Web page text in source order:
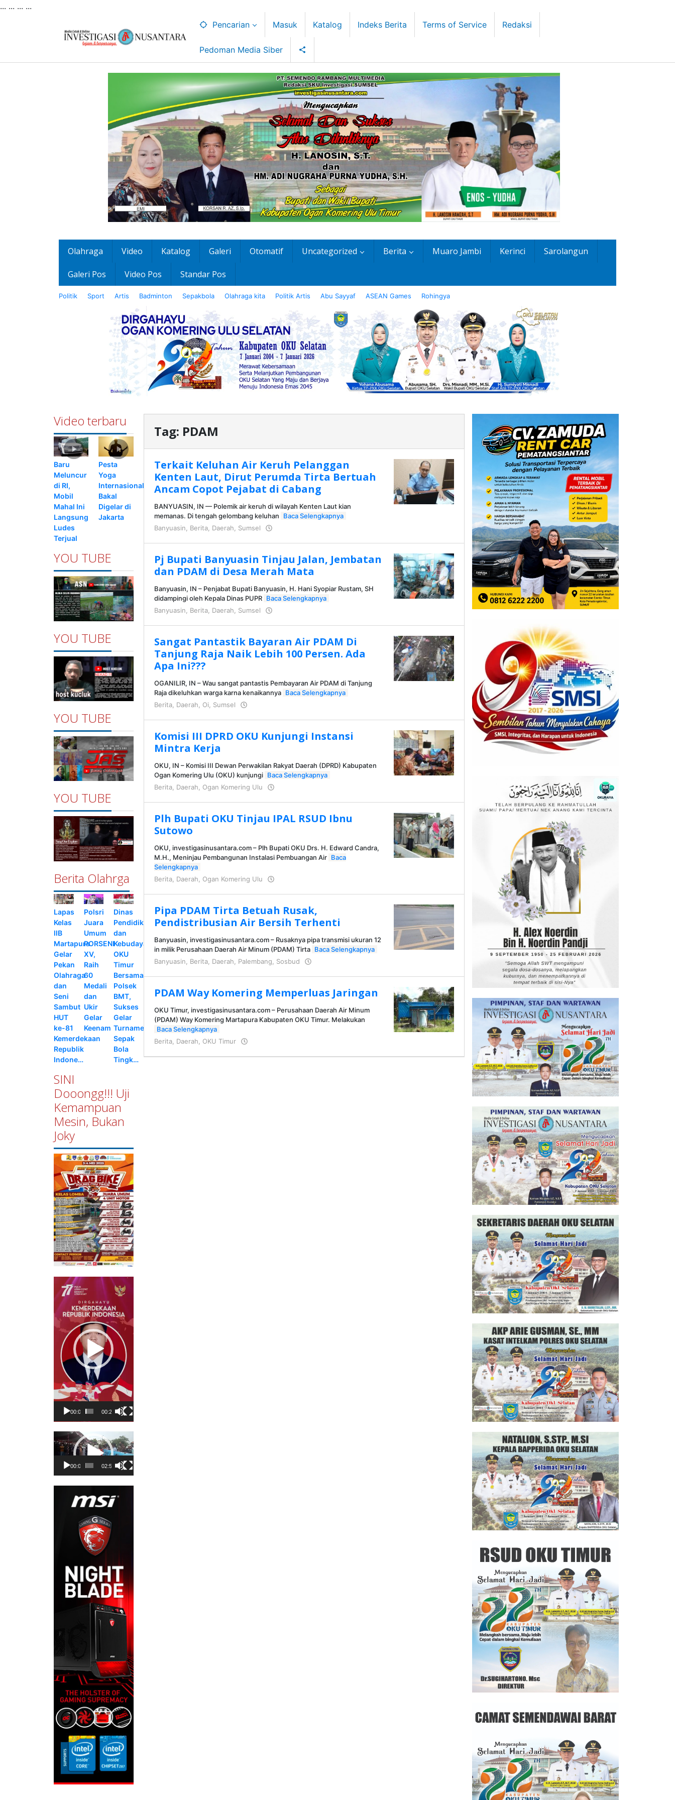
... ... ... ...
Pencarian Masuk Katalog Indeks Berita Terms of Service Redaksi
Pedoman Media Siber
Olahraga Video Katalog Galeri Otomatif Uncategorized Berita Muaro Jambi Kerinci Sarolangun
Galeri Pos Video Pos Standar Pos
Politik Sport Artis Badminton Sepakbola Olahraga kita Politik Artis Abu Sayyaf ASEAN Games Rohingya
Video terbaru
Baru
Meluncur
di RI,
Mobil
Mahal Ini
Langsung
Ludes
Terjual
Pesta
Yoga
Internasional
Bakal
Digelar di
Jakarta
YOU TUBE
YOU TUBE
YOU TUBE
YOU TUBE
Berita Olahrga
Lapas
Kelas
IIB
Martapura
Gelar
Pekan
Olahraga
dan
Seni
Sambut
HUT
ke-81
Kemerdekaan
Republik
Indone…
Polsri
Juara
Umum
PORSENI
XV,
Raih
60
Medali
dan
Ukir
Gelar
Keenam
Dinas
Pendidikan
dan
Kebudayaan
OKU
Timur
Bersama
Polsek
BMT,
Sukses
Gelar
Turnamen
Sepak
Bola
Tingk…
SINI
Dooongg!!! Uji
Kemampuan
Mesin, Bukan
Joky
Pemutar
Video
00:00 00:23
Pemutar
Video
00:00 02:50
Tag: PDAM
Terkait Keluhan Air Keruh Pelanggan
Kenten Laut, Dirut Perumda Tirta Bertuah
Ancam Copot Pejabat di Cabang
BANYUASIN, IN — Polemik air keruh di wilayah Kenten Laut kian
memanas. Di tengah gelombang keluhan
Baca Selengkapnya
Banyuasin, Berita, Daerah, Sumsel
Pj Bupati Banyuasin Tinjau Jalan, Jembatan
dan PDAM di Desa Merah Mata
Banyuasin, IN – Penjabat Bupati Banyuasin, H. Hani Syopiar Rustam, SH
didampingi oleh Kepala Dinas PUPR Baca Selengkapnya
Banyuasin, Berita, Daerah, Sumsel
Sangat Pantastik Bayaran Air PDAM Di
Tanjung Raja Naik Lebih 100 Persen. Ada
Apa Ini???
OGANILIR, IN – Wau sangat pantastis Pembayaran Air PDAM di Tanjung
Raja dikeluhkan warga karna kenaikannya Baca Selengkapnya
Berita, Daerah, Oi, Sumsel
Komisi III DPRD OKU Kunjungi Instansi
Mintra Kerja
OKU, IN – Komisi III Dewan Perwakilan Rakyat Daerah (DPRD) Kabupaten
Ogan Komering Ulu (OKU) kunjungi Baca Selengkapnya
Berita, Daerah, Ogan Komering Ulu
Plh Bupati OKU Tinjau IPAL RSUD Ibnu
Sutowo
OKU, investigasinusantara.com – Plh Bupati OKU Drs. H. Edward Candra,
M.H., Meninjau Pembangunan Instalasi Pembuangan Air Baca
Selengkapnya
Berita, Daerah, Ogan Komering Ulu
Pipa PDAM Tirta Betuah Rusak,
Pendistribusian Air Bersih Terhenti
Banyuasin, investigasinusantara.com – Rusaknya pipa transmisi ukuran 12
in milik Perusahaan Daerah Air Minum (PDAM) Tirta Baca Selengkapnya
Banyuasin, Berita, Daerah, Palembang, Sosbud
PDAM Way Komering Memperluas Jaringan
OKU Timur, investigasinusantara.com – Perusahaan Daerah Air Minum
(PDAM) Way Komering Martapura Kabupaten OKU Timur. Melakukan
Baca Selengkapnya
Berita, Daerah, OKU Timur